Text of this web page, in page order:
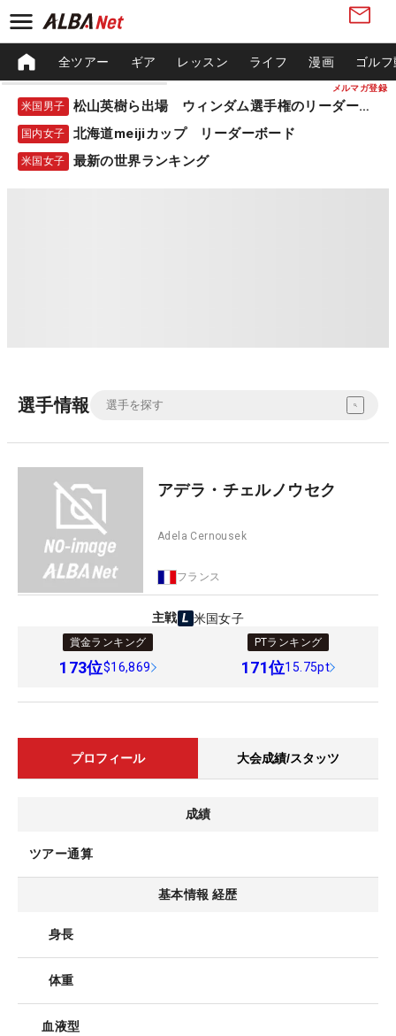
メルマガ登録
全ツアー ギア レッスン ライフ 漫画 ゴル
米国男子 松山英樹ら出場 ウィンダム選手権のリーダーボード
国内女子 北海道meijiカップ リーダーボード
米国女子 最新の世界ランキング
選手情報
アデラ・チェルノウセク
Adela Cernousek
フランス
主戦 米国女子
賞金ランキング
173位$16,869
PTランキング
171位15.75pt
プロフィール 大会成績/スタッツ
成績
ツアー通算
基本情報 経歴
身長
体重
血液型